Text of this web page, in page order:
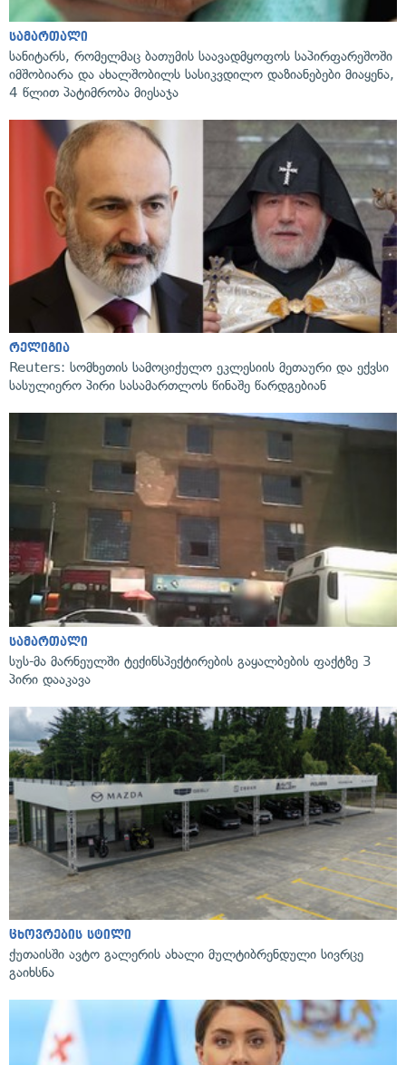
სამართალი
სანიტარს, რომელმაც ბათუმის საავადმყოფოს საპირფარეშოში
იმშობიარა და ახალშობილს სასიკვდილო დაზიანებები მიაყენა,
4 წლით პატიმრობა მიესაჯა
რელიგია
Reuters: სომხეთის სამოციქულო ეკლესიის მეთაური და ექვსი
სასულიერო პირი სასამართლოს წინაშე წარდგებიან
სამართალი
სუს-მა მარნეულში ტექინსპექტირების გაყალბების ფაქტზე 3
პირი დააკავა
ცხოვრების სტილი
ქუთაისში ავტო გალერის ახალი მულტიბრენდული სივრცე
გაიხსნა